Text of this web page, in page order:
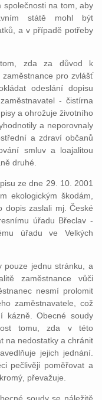
společnosti na tom, aby
státě mohl být
a v případě potřeby
zda za důvod k
pro zvlášť
odeslání dopisu
- čistírna
a ohrožuje životního
a neporovnaly
a zdraví občanů
smluv a loajalitou
druhé.
ze dne 29. 10. 2001
ekologickým škodám,
dopis zaslali mj. České
úřadu Břeclav -
úřadu ve Velkých
pouze jednu stránku, a
zaměstnance vůči
nesmí prolomit
zaměstnavatele, což
kázně. Obecné soudy
tomu, zda v této
na nedostatky a chránit
jejich jednání.
pečlivěji poměřovat a
převažuje.